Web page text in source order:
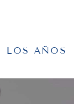
LOS AÑOS